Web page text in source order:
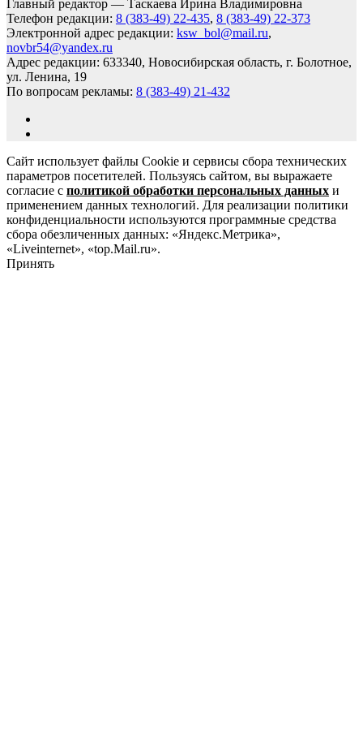
Главный редактор — Таскаева Ирина Владимировна
Телефон редакции: 8 (383-49) 22-435, 8 (383-49) 22-373
Электронной адрес редакции: ksw_bol@mail.ru,
novbr54@yandex.ru
Адрес редакции: 633340, Новосибирская область, г. Болотное,
ул. Ленина, 19
По вопросам рекламы: 8 (383-49) 21-432
Сайт использует файлы Cookie и сервисы сбора технических
параметров посетителей. Пользуясь сайтом, вы выражаете
согласие с политикой обработки персональных данных и
применением данных технологий. Для реализации политики
конфиденциальности используются программные средства
сбора обезличенных данных: «Яндекс.Метрика»,
«Liveinternet», «top.Mail.ru».
Принять